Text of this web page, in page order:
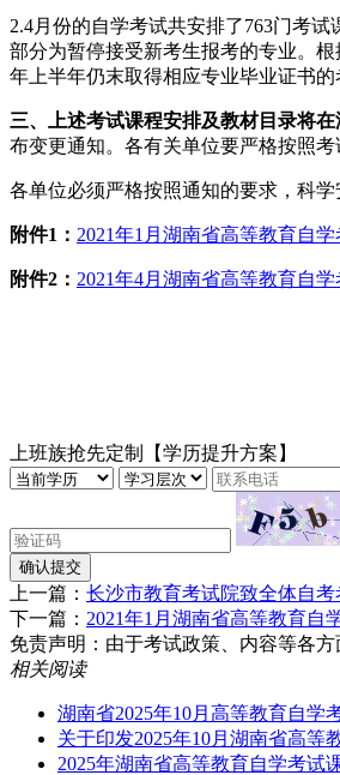
2.4月份的自学考试共安排了763门考试
部分为暂停接受新考生报考的专业。
年上半年仍末取得相应专业毕业证书
三、上述考试课程安排及教材目录将在
布变更通知。各有关单位要严格按照
各单位必须严格按照通知的要求，科
附件1： 2021年1月湖南省高等教育自
附件2： 2021年4月湖南省高等教育自
上班族抢先定制【学历提升方案】
确认提交
上一篇： 长沙市教育考试院致全体自
下一篇： 2021年1月湖南省高等教育自
免责声明：由于考试政策、内容等各
相关阅读
湖南省2025年10月高等教育自学
关于印发2025年10月湖南省高等
2025年湖南省高等教育自学考试